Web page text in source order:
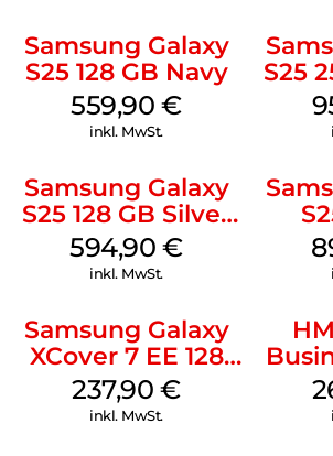
Samsung Galaxy
S25 128 GB Navy
559,90€
inkl. MwSt.
S25
Samsung Galaxy
S25 128 GB Silver
Shadow
594,90€
inkl. MwSt.
Samsung Galaxy
XCover 7 EE 128
GB Black
237,90€
inkl. MwSt.